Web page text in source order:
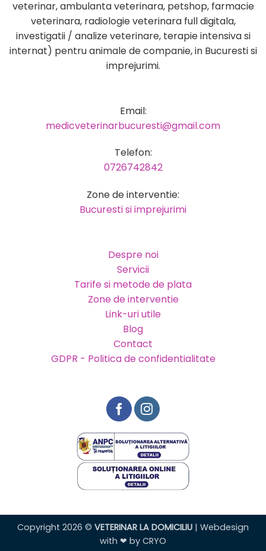
veterinar, ambulanta veterinara, petshop, farmacie
veterinara, radiologie veterinara full digitala,
investigatii / analize veterinare, terapie intensiva si
internat) pentru animale de companie, in Bucuresti si
imprejurimi.
Email:
medicveterinarbucuresti@gmail.com
Telefon:
0726742842
Zone de interventie:
Bucuresti si imprejurimi
Despre noi
Servicii
Tarife si metode de plata
Zone de interventie
Link-uri utile
Blog
Contact
GDPR - Politica de confidentialitate
Copyright 2026 © VETERINAR LA DOMICILIU | Webdesign
with ❤ by CRYO